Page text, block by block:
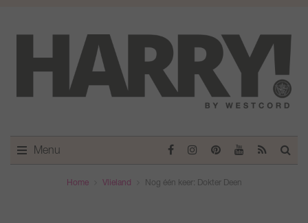
Menu
Home Vlieland Nog één keer: Dokter Deen